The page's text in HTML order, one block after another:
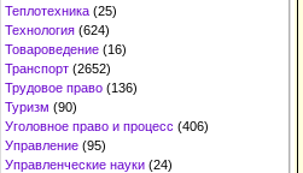
Теплотехника (25)
Технология (624)
Товароведение (16)
Транспорт (2652)
Трудовое право (136)
Туризм (90)
Уголовное право и процесс (406)
Управление (95)
Управленческие науки (24)